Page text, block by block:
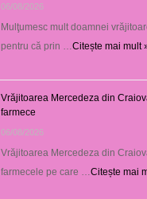
06/08/2026
Mulţumesc mult doamnei
pentru că prin … Citește mai mult
Vrăjitoarea Mercedeza din
farmece
06/08/2026
Vrăjitoarea Mercedeza din
farmecele pe care … Citește mai